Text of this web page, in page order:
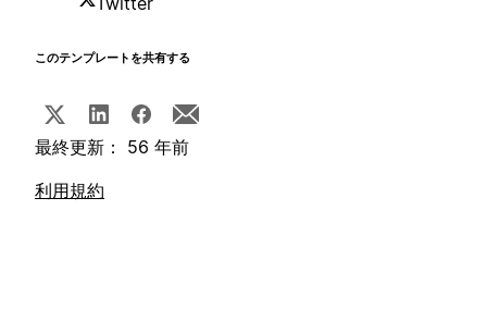
このテンプレートを共有する
最終更新： 56 年前
利用規約